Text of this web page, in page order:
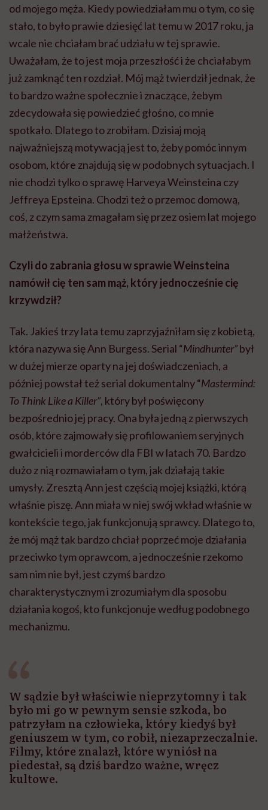
od mojego męża. Kiedy powiedziałam mu o tym, co się
stało, to było prawie dziesięć lat temu w 2017 roku, ja
wcale nie chciałam brać udziału w tej sprawie.
Uważałam, że to jest moja przeszłość i że chciałabym
już zamknąć ten rozdział. Mój mąż twierdził jednak, że
to bardzo ważne społecznie i znaczące, żebym
zdecydowała się powiedzieć głośno, co mnie
spotkało. Dlatego to zrobiłam. Dzisiaj moją
najważniejszą motywacją jest to, żeby pomóc innym
osobom, które znajdują się w podobnych sytuacjach. I
nie chodzi tylko o sprawę Harveya Weinsteina czy
Jeffreya Epsteina. Chodzi też o przemoc domową,
coś, z czym sama zmagałam się przez osiem lat mojego
małżeństwa.
Czyli do zabrania głosu w sprawie Weinsteina
namówił cię ten sam mąż, który jednocześnie cię
krzywdził?
Tak. Jakieś trzy lata temu zaprzyjaźniłam się z kobietą,
która nazywa się Ann Burgess. Serial “Mindhunter”był
w dużej mierze oparty na jej doświadczeniach, a
później powstał też serial dokumentalny “Mastermind:
To Think Like a Killer”, który był poświęcony
bezpośrednio jej pracy. Ona była jedną z pierwszych
osób, które zajmowały się profilowaniem seryjnych
gwałcicieli i morderców dla FBI w latach 70. Bardzo
dużo z nią rozmawiałam o tym, jak działają takie
umysły. Zresztą Ann jest częścią mojej książki, którą
właśnie piszę. Ann miała w niej swój wkład właśnie w
kontekście tego, jak funkcjonują sprawcy. Dlatego to,
że mój mąż tak bardzo chciał poprzeć moje działania
przeciwko tym oprawcom, a jednocześnie rzekomo
sam nim nie był, jest czymś bardzo
charakterystycznym i zrozumiałym dla sposobu
działania kogoś, kto funkcjonuje według podobnego
mechanizmu.
W sądzie był właściwie nieprzytomny i tak
było mi go w pewnym sensie szkoda, bo
patrzyłam na człowieka, który kiedyś był
geniuszem w tym, co robił, niezaprzeczalnie.
Filmy, które znalazł, które wyniósł na
piedestał, są dziś bardzo ważne, wręcz
kultowe.